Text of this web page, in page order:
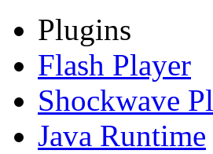
Plugins
Flash Player
Shockwave
Java Runtime